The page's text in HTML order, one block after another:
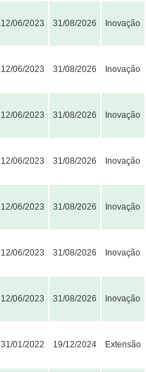
12/06/2023 31/08/2026 Inovação
12/06/2023 31/08/2026 Inovação
12/06/2023 31/08/2026 Inovação
12/06/2023 31/08/2026 Inovação
12/06/2023 31/08/2026 Inovação
12/06/2023 31/08/2026 Inovação
12/06/2023 31/08/2026 Inovação
31/01/2022 19/12/2024 Extensão